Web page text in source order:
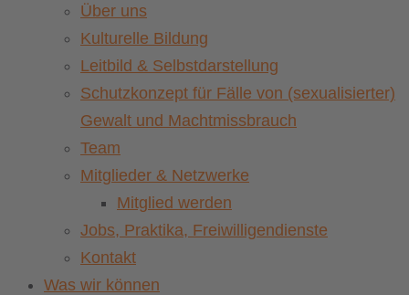
Über uns
Kulturelle Bildung
Leitbild & Selbstdarstellung
Schutzkonzept für Fälle von (sexualisierter)
Gewalt und Machtmissbrauch
Team
Mitglieder & Netzwerke
Mitglied werden
Jobs, Praktika, Freiwilligendienste
Kontakt
Was wir können